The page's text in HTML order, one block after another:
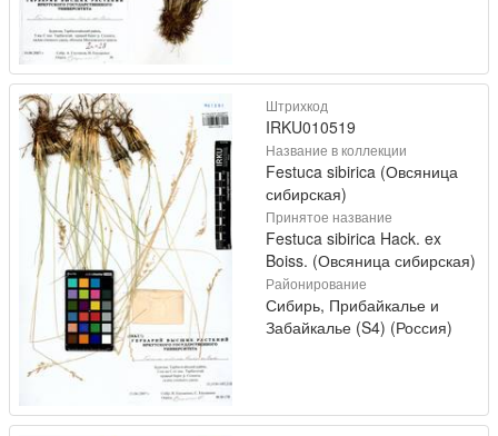
Штрихкод
IRKU010519
Название в коллекции
Festuca sibirica (Овсяница
сибирская)
Принятое название
Festuca sibirica Hack. ex
Boiss. (Овсяница сибирская)
Районирование
Сибирь, Прибайкалье и
Забайкалье (S4) (Россия)